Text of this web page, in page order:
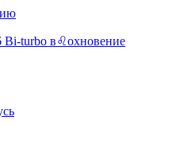
Bi-turbo в♌охновение